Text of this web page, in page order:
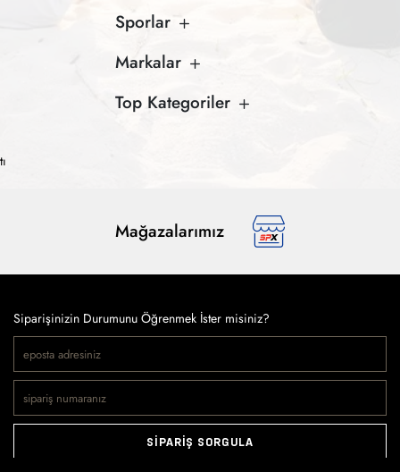
Sporlar
Markalar
Top Kategoriler
Mağazalarımız
Siparişinizin Durumunu Öğrenmek İster misiniz?
SİPARİŞ SORGULA